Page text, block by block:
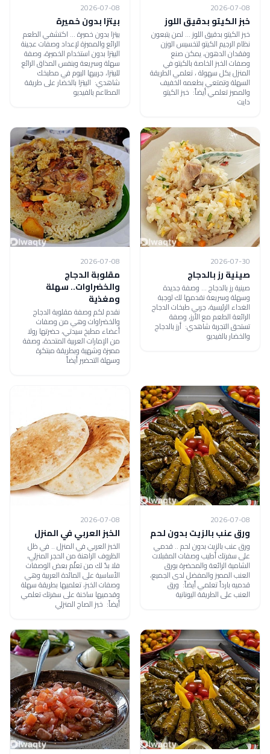
2026-07-08
خبز الكيتو بدقيق اللوز
خبز الكيتو بدقيق اللوز ... لمن يتبعون
نظام الرجيم الكيتو لتخسيس الوزن
وفقدان الدهون، يمكن صنع
وصفات الخبز الخاصة بالكيتو في
المنزل بكل سهولة ، تعلمي الطريقة
السهلة وتمتعي بطعمه الخفيف
والمميز تعلمي أيضاً: خبز الكيتو
دايت
2026-07-08
بيتزا بدون خميرة
بيتزا بدون خميرة ... اكتشفي الطعم
الرائع والمميزة لإعداد وصفات عجينة
البيتزا بدون استخدام الخميرة، وصفة
سهلة وسريعة وبنفس المذاق الرائع
للبيتزا، جربيها اليوم في مطبخك
شاهدي: البيتزا بالخضار على طريقة
المطاعم بالفيديو
2026-07-30
صينية رز بالدجاج
صينية رز بالدجاج ... وصفة جديدة
وسهلة وسريعة نقدمها لك لوجبة
الغداء الرئيسية، جربي طبخات الدجاج
الرائعة الطعم مع الأرز، وصفة
تستحق التجربة شاهدي: أرز بالدجاج
والخضار بالفيديو
2026-07-08
مقلوبة الدجاج
والخضراوات.. سهلة
ومغذية
نقدم لكم وصفة مقلوبة الدجاج
والخضراوات وهي من وصفات
أعضاء مطبخ سيدتي، حضرتها رولا
من الإمارات العربية المتحدة، وصفة
مميزة وشهية وبطريقة مبتكرة
وسهلة التحضير أيضاً
2026-07-08
ورق عنب بالزيت بدون لحم
ورق عنب بالزيت بدون لحم .. قدمي
على سفرتك أطيب وصفات المقبلات
الشامية الرائعة والمحضرة بورق
العنب المميز والمفضل لدى الجميع،
قدميه بارداً تعلمي أيضاً: ورق
العنب على الطريقة اليونانية
2026-07-08
الخبز العربي في المنزل
الخبز العربي في المنزل .. في ظل
الظروف الراهنة من الحجر المنزلي،
فلا بدّ لك من تعلّم بعض الوصفات
الأساسية على المائدة العربية وهي
وصفات الخبز، تعلميها بطريقة سهلة
وقدميها ساخنة على سفرتك تعلمي
أيضاً: خبز الصاج المنزلي